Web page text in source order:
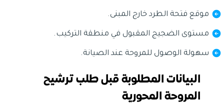
موقع فتحة الطرد خارج المبنى.
مستوى الضجيج المقبول في منطقة التركيب.
سهولة الوصول للمروحة عند الصيانة.
البيانات المطلوبة قبل طلب ترشيح
المروحة المحورية